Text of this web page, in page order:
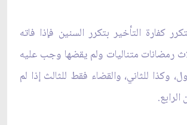
كفارة التأخير بتكرر السنين فإذا فاته
رمضانات متناليات ولم يقضها وجب عليه
وكذا للثاني، والقضاء فقط للثالث إذا لم